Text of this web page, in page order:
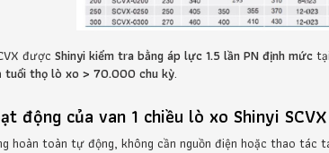
được Shinyi kiểm tra bằng áp lực 1.5 lần PN định mức
tuổi thọ lò xo > 70.000 chu kỳ.
động của van 1 chiều lò xo Shinyi SCVX
hoàn toàn tự động, không cần nguồn điện hoặc thao tác